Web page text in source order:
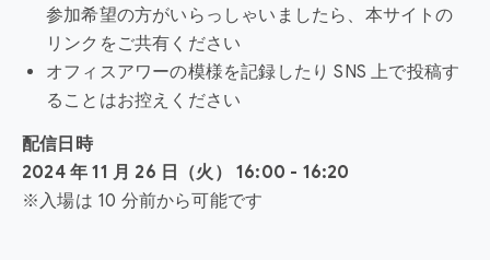
参加希望の方がいらっしゃいましたら、本サイトの
リンクをご共有ください
オフィスアワーの模様を記録したり SNS 上で投稿す
ることはお控えください
配信日時
2024 年 11 月 26 日（火） 16:00 - 16:20
※入場は 10 分前から可能です